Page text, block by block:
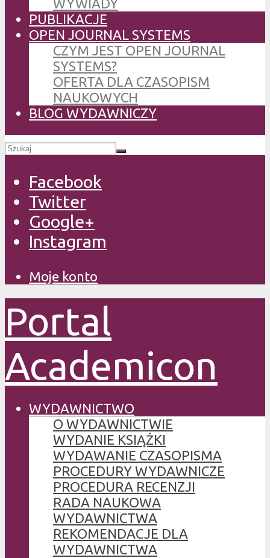
WYWIADY
PUBLIKACJE
OPEN JOURNAL SYSTEMS
CZYM JEST OPEN JOURNAL
SYSTEMS?
OFERTA DLA CZASOPISM
NAUKOWYCH
BLOG WYDAWNICZY
Facebook
Twitter
Google+
Instagram
Moje konto
Portal
Academicon
WYDAWNICTWO
O WYDAWNICTWIE
WYDANIE KSIĄŻKI
WYDAWANIE CZASOPISMA
PROCEDURY WYDAWNICZE
PROCEDURA RECENZJI
RADA NAUKOWA
WYDAWNICTWA
REKOMENDACJE DLA
WYDAWNICTWA